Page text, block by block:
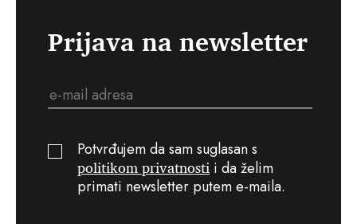
Prijava na newsletter
Potvrđujem da sam suglasan s
politikom privatnosti i da želim
primati newsletter putem e-maila.